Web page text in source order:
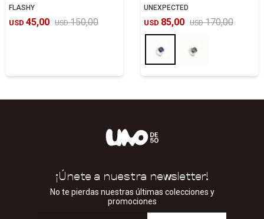
FLASHY
USD 45,00 USD 150,00
UNEXPECTED
USD 85,00 USD 170,00
¡Únete a nuestra newsletter!
No te pierdas nuestras últimas colecciones y
promociones